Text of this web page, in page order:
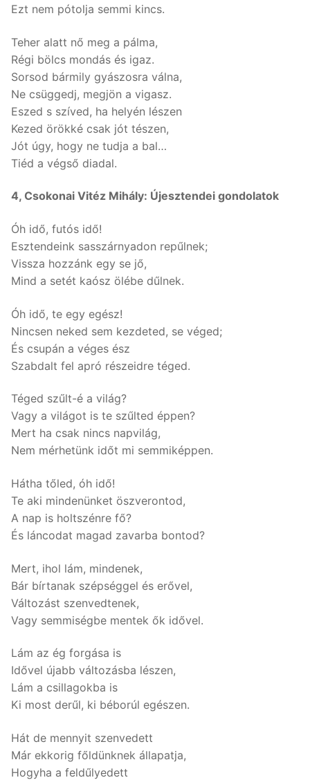
Ezt nem pótolja semmi kincs.
Teher alatt nő meg a pálma,
Régi bölcs mondás és igaz.
Sorsod bármily gyászosra válna,
Ne csüggedj, megjön a vigasz.
Eszed s szíved, ha helyén lészen
Kezed örökké csak jót tészen,
Jót úgy, hogy ne tudja a bal…
Tiéd a végső diadal.
4, Csokonai Vitéz Mihály: Újesztendei gondolatok
Óh idő, futós idő!
Esztendeink sasszárnyadon repűlnek;
Vissza hozzánk egy se jő,
Mind a setét kaósz ölébe dűlnek.
Óh idő, te egy egész!
Nincsen neked sem kezdeted, se véged;
És csupán a véges ész
Szabdalt fel apró részeidre téged.
Téged szűlt-é a világ?
Vagy a világot is te szűlted éppen?
Mert ha csak nincs napvilág,
Nem mérhetünk időt mi semmiképpen.
Hátha tőled, óh idő!
Te aki mindenünket öszverontod,
A nap is holtszénre fő?
És láncodat magad zavarba bontod?
Mert, ihol lám, mindenek,
Bár bírtanak szépséggel és erővel,
Változást szenvedtenek,
Vagy semmiségbe mentek ők idővel.
Lám az ég forgása is
Idővel újabb változásba lészen,
Lám a csillagokba is
Ki most derűl, ki béborúl egészen.
Hát de mennyit szenvedett
Már ekkorig főldünknek állapatja,
Hogyha a feldűlyedett